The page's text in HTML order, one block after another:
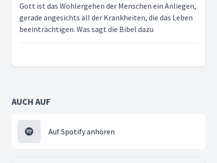
Gott ist das Wohlergehen der Menschen ein Anliegen,
gerade angesichts all der Krankheiten, die das Leben
beeinträchtigen. Was sagt die Bibel dazu
AUCH AUF
Auf Spotify anhören